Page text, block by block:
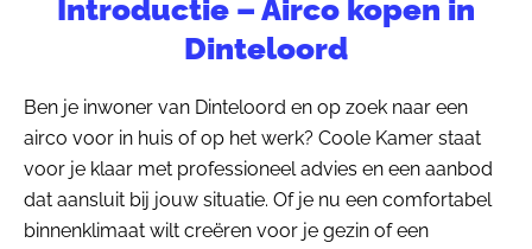
Introductie – Airco kopen in
Dinteloord
Ben je inwoner van Dinteloord en op zoek naar een
airco voor in huis of op het werk? Coole Kamer staat
voor je klaar met professioneel advies en een aanbod
dat aansluit bij jouw situatie. Of je nu een comfortabel
binnenklimaat wilt creëren voor je gezin of een